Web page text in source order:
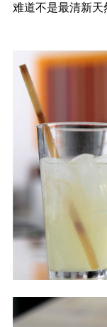
难道不是最清新天